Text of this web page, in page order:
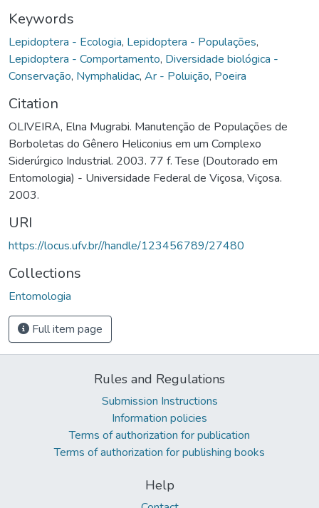
Keywords
Lepidoptera - Ecologia, Lepidoptera - Populações,
Lepidoptera - Comportamento, Diversidade biológica -
Conservação, Nymphalidac, Ar - Poluição, Poeira
Citation
OLIVEIRA, Elna Mugrabi. Manutenção de Populações de
Borboletas do Gênero Heliconius em um Complexo
Siderúrgico Industrial. 2003. 77 f. Tese (Doutorado em
Entomologia) - Universidade Federal de Viçosa, Viçosa.
2003.
URI
https://locus.ufv.br//handle/123456789/27480
Collections
Entomologia
Full item page
Rules and Regulations
Submission Instructions
Information policies
Terms of authorization for publication
Terms of authorization for publishing books
Help